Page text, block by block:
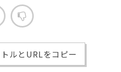
ルとURLをコピー